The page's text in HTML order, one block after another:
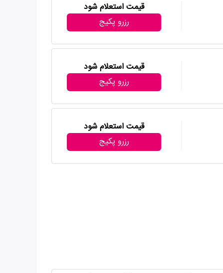
قیمت استعلام شود
رزرو پکیج
قیمت استعلام شود
رزرو پکیج
قیمت استعلام شود
رزرو پکیج